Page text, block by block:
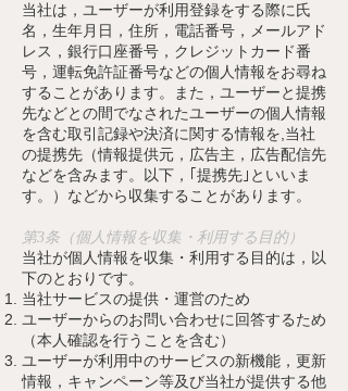
当社は，ユーザーが利用登録をする際に氏
名，生年月日，住所，電話番号，メールアド
レス，銀行口座番号，クレジットカード番
号，運転免許証番号などの個人情報をお尋ね
することがあります。また，ユーザーと提携
先などとの間でなされたユーザーの個人情報
を含む取引記録や決済に関する情報を,当社
の提携先（情報提供元，広告主，広告配信先
などを含みます。以下，｢提携先｣といいま
す。）などから収集することがあります。
第3条（個人情報を収集・利用する目的）
当社が個人情報を収集・利用する目的は，以
下のとおりです。
当社サービスの提供・運営のため
ユーザーからのお問い合わせに回答するため
（本人確認を行うことを含む）
ユーザーが利用中のサービスの新機能，更新
情報，キャンペーン等及び当社が提供する他